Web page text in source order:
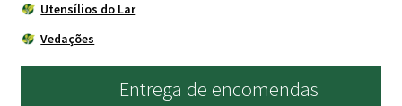
Utensílios do Lar
Vedações
Entrega de encomendas